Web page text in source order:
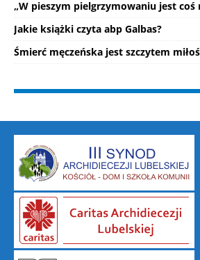
„W pieszym pielgrzymowaniu jest coś
Jakie książki czyta abp Galbas?
Śmierć męczeńska jest szczytem